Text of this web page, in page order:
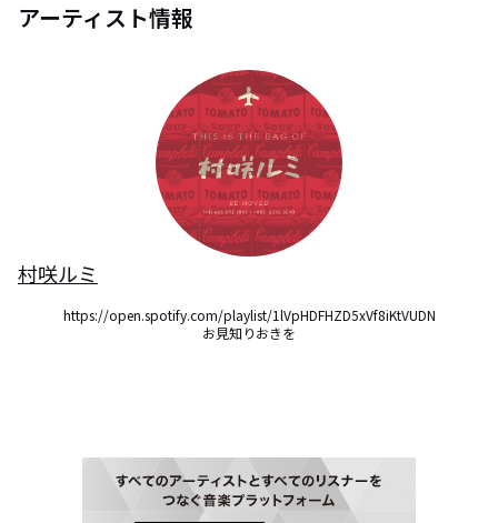
アーティスト情報
村咲ルミ
https://open.spotify.com/playlist/1lVpHDFHZD5xVf8iKtVUDN
お見知りおきを